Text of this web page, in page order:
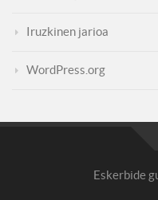
Iruzkinen jarioa
WordPress.org
Eskerbide